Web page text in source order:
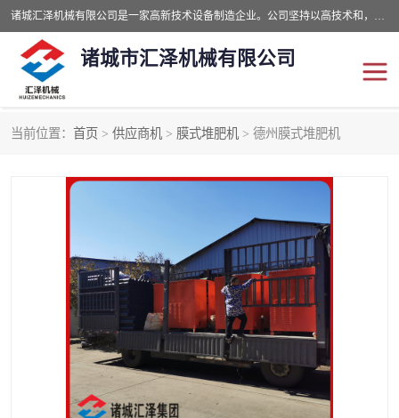
诸城汇泽机械有限公司是一家高新技术设备制造企业。公司坚持以高技术和，高服务于用户，以的环保机械制造设备赢的用户的信赖。现在主要生产死亡畜禽无害化处理和立式和卧式有机肥设备，搅拌机，烘干机，高温发酵机等。污水处理设备，固液分离机。气浮机，化制机等。公司秉承品质，用户至上，科技创新的经营理。
诸城市汇泽机械有限公司
当前位置： 首页 > 供应商机 > 膜式堆肥机 > 德州膜式堆肥机
粪污烘干酶体机
膜式堆肥机 纳米膜发酵
膜式发酵仓 分子膜堆肥仓
分子膜发酵堆肥设备